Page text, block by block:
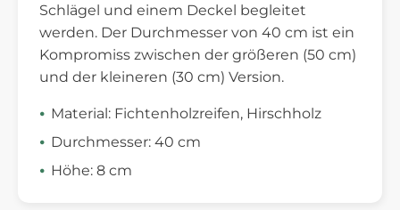
Schlägel und einem Deckel begleitet
werden. Der Durchmesser von 40 cm ist ein
Kompromiss zwischen der größeren (50 cm)
und der kleineren (30 cm) Version.
Material: Fichtenholzreifen, Hirschholz
Durchmesser: 40 cm
Höhe: 8 cm